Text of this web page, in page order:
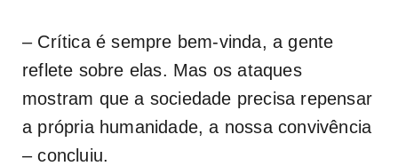
– Crítica é sempre bem-vinda, a gente
reflete sobre elas. Mas os ataques
mostram que a sociedade precisa repensar
a própria humanidade, a nossa convivência
– concluiu.